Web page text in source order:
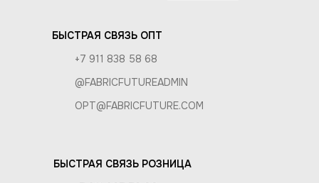
БЫСТРАЯ СВЯЗЬ ОПТ
+7 911 838 58 68
@FABRICFUTUREADMIN
OPT@FABRICFUTURE.COM
БЫСТРАЯ СВЯЗЬ РОЗНИЦА